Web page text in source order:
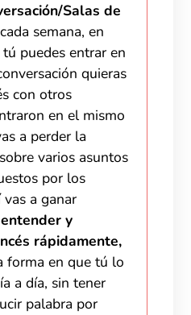
/Salas de
semana, en
tú puedes entrar en
quieras
con otros
en el mismo
a perder la
varios asuntos
por los
a ganar
y
rápidamente,
forma en que tú lo
a día, sin tener
palabra por